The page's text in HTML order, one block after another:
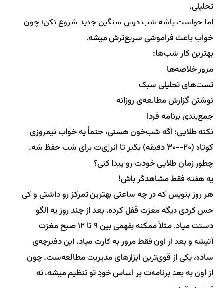
تحلیلی.
اما حواست باشه شب درس سنگین جدید شروع نکن؛ چون
خواب باعث فراموشی سریع‌ترش میشه.
بهترین کار شب‌ها:
مرور خلاصه‌ها
تست‌های تحلیلی سبک
نوشتن گزارش مطالعه‌ی روزانه
جمع‌بندی برنامه فردا
نکته طلایی: اگه شب‌خون هستی، حتماً یه خواب نیمروزی
کوتاه (۲۰--۳۰ دقیقه) بگیر تا انرژی‌ت برای شب حفظ شه.
چطور زمان طلایی خودت رو پیدا کنی؟
یه هفته فقط مشاهدگر باش!
هر روز بنویس که در چه ساعتی بهترین تمرکز رو داشتی و کی
حس کردی دیگه مغزت قفل کرده. بعد از چند روز یه الگو
دستت میاد. مثلاً ممکنه بفهمی بین ۹ تا ۱۲ صبح مغزت
آتیشه و بعد از اون فقط مرور به کارت میاد. این دفترچه‌ی
ساده، یکی از قوی‌ترین ابزارهای مدیریت مطالعه‌ست. چون
از اون به بعد برنامه‌ت بر اساس خودِ تو تنظیم میشه، نه